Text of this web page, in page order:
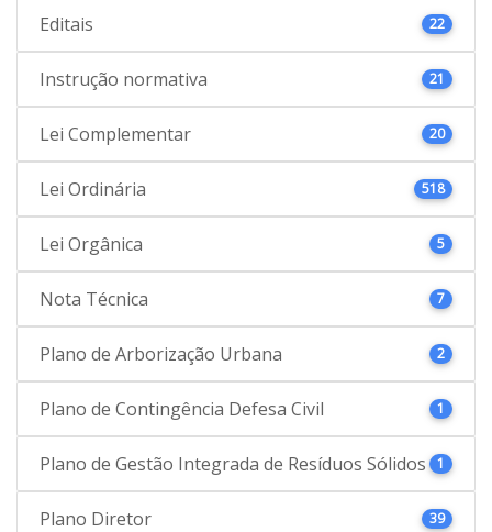
Editais 22
Instrução normativa 21
Lei Complementar 20
Lei Ordinária 518
Lei Orgânica 5
Nota Técnica 7
Plano de Arborização Urbana 2
Plano de Contingência Defesa Civil 1
Plano de Gestão Integrada de Resíduos Sólidos 1
Plano Diretor 39